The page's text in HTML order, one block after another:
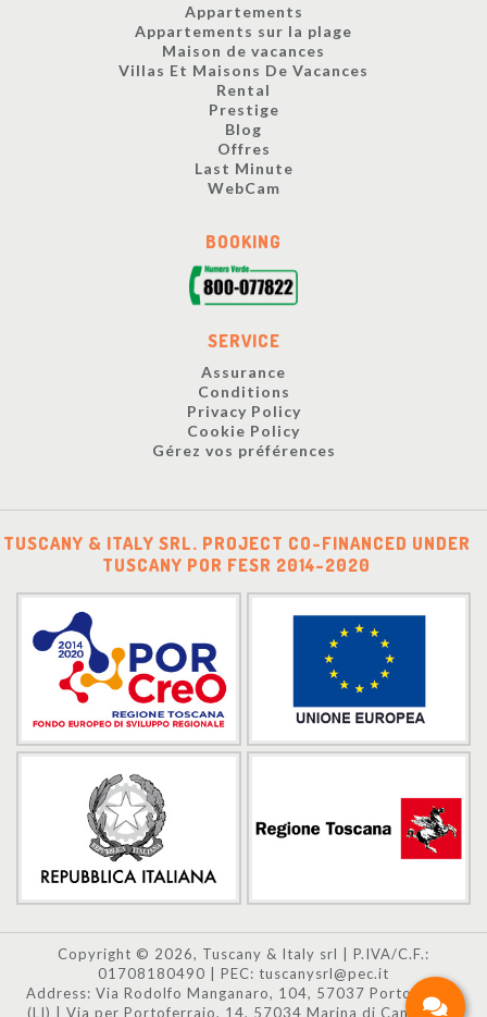
Appartements
Appartements sur la plage
Maison de vacances
Villas Et Maisons De Vacances
Rental
Prestige
Blog
Offres
Last Minute
WebCam
BOOKING
SERVICE
Assurance
Conditions
Privacy Policy
Cookie Policy
Gérez vos préférences
TUSCANY & ITALY SRL. PROJECT CO-FINANCED UNDER
TUSCANY POR FESR 2014-2020
Copyright © 2026, Tuscany & Italy srl | P.IVA/C.F.:
01708180490 | PEC: tuscanysrl@pec.it
Address: Via Rodolfo Manganaro, 104, 57037 Portoferraio
(LI) | Via per Portoferraio, 14, 57034 Marina di Campo (LI)